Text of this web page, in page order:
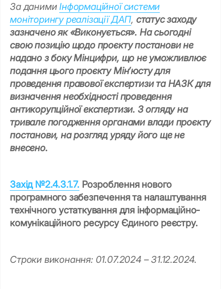
За данимиІнформаційної системи
моніторингу реалізації ДАП, статус заходу
зазначено як «Виконується». На сьогодні
свою позицію щодо проєкту постанови не
надано з боку Мінцифри, що не уможливлює
подання цього проєкту Мін’юсту для
проведення правової експертизи та НАЗК для
визначення необхідності проведення
антикорупційної експертизи. З огляду на
тривале погодження органами влади проєкту
постанови, на розгляд уряду його ще не
внесено.
Захід №2.4.3.1.7.Розроблення нового
програмного забезпечення та налаштування
технічного устаткування для інформаційно-
комунікаційного ресурсу Єдиного реєстру.
Строки виконання: 01.07.2024 – 31.12.2024.